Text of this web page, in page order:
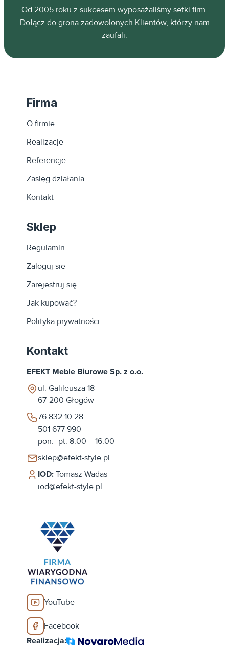
Od 2005 roku z sukcesem wyposażaliśmy setki firm.
Dołącz do grona zadowolonych Klientów, którzy nam
zaufali.
Firma
O firmie
Realizacje
Referencje
Zasięg działania
Kontakt
Sklep
Regulamin
Zaloguj się
Zarejestruj się
Jak kupować?
Polityka prywatności
Kontakt
EFEKT Meble Biurowe Sp. z o.o.
ul. Galileusza 18
67-200 Głogów
76 832 10 28
501 677 990
pon.–pt: 8:00 – 16:00
sklep@efekt-style.pl
IOD: Tomasz Wadas
iod@efekt-style.pl
YouTube
Facebook
Realizacja: